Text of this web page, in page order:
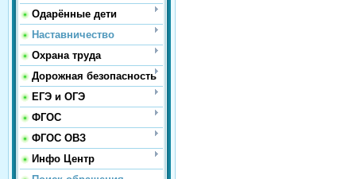
Одарённые дети
Наставничество
Охрана труда
Дорожная безопасность
ЕГЭ и ОГЭ
ФГОС
ФГОС ОВЗ
Инфо Центр